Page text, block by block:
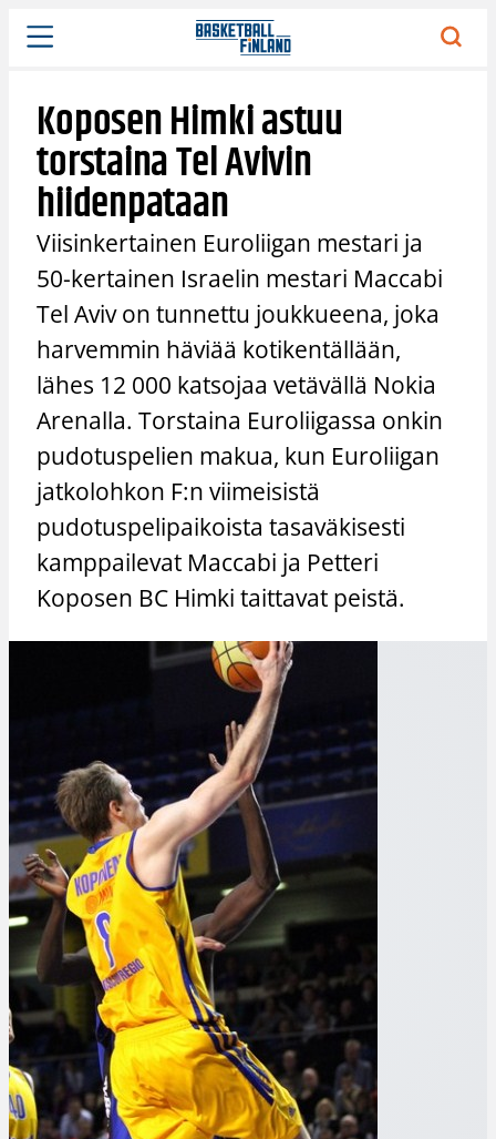
Siirry
sisältöön
Koposen Himki astuu
torstaina Tel Avivin
hiidenpataan
Viisinkertainen Euroliigan mestari ja
50-kertainen Israelin mestari Maccabi
Tel Aviv on tunnettu joukkueena, joka
harvemmin häviää kotikentällään,
lähes 12 000 katsojaa vetävällä Nokia
Arenalla. Torstaina Euroliigassa onkin
pudotuspelien makua, kun Euroliigan
jatkolohkon F:n viimeisistä
pudotuspelipaikoista tasaväkisesti
kamppailevat Maccabi ja Petteri
Koposen BC Himki taittavat peistä.